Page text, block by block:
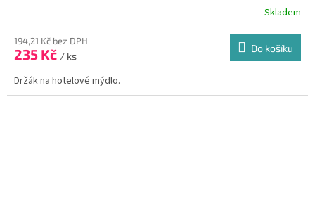
Skladem
194,21 Kč bez DPH
235 Kč / ks
Do košíku
Držák na hotelové mýdlo.